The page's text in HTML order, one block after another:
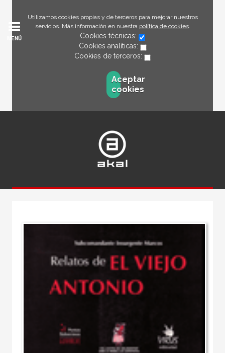
Utilizamos cookies propias y de terceros para mejorar nuestros
servicios. Más información en nuestra política de cookies.
Cookies técnicas:
Cookies analíticas:
Cookies de terceros:
Aceptar
cookies
MENÚ